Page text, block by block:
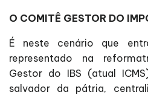
O COMITÊ GESTOR DO
É neste cenário que
representado na
Gestor do IBS (atual
salvador da pátria,